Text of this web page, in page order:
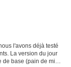
l'avons déjà testé
La version du jour
base (pain de mie +